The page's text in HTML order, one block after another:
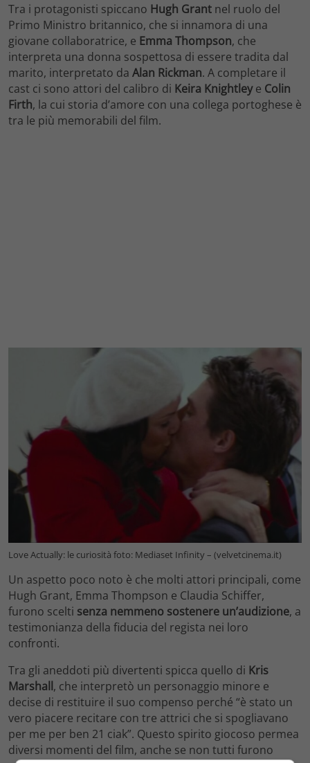
Tra i protagonisti spiccano Hugh Grant nel ruolo del
Primo Ministro britannico, che si innamora di una
giovane collaboratrice, e Emma Thompson, che
interpreta una donna sospettosa di essere tradita dal
marito, interpretato da Alan Rickman. A completare il
cast ci sono attori del calibro di Keira Knightleye Colin
Firth, la cui storia d’amore con una collega portoghese è
tra le più memorabili del film.
Love Actually: le curiosità foto: Mediaset Infinity – (velvetcinema.it)
Un aspetto poco noto è che molti attori principali, come
Hugh Grant, Emma Thompson e Claudia Schiffer,
furono scelti senza nemmeno sostenere un’audizione, a
testimonianza della fiducia del regista nei loro
confronti.
Tra gli aneddoti più divertenti spicca quello di Kris
Marshall, che interpretò un personaggio minore e
decise di restituire il suo compenso perché “è stato un
vero piacere recitare con tre attrici che si spogliavano
per me per ben 21 ciak”. Questo spirito giocoso permea
diversi momenti del film, anche se non tutti furono